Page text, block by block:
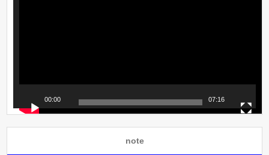
00:00 07:16
note